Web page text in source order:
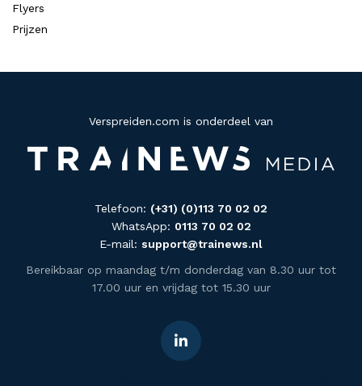
Flyers
Prijzen
Verspreiden.com is onderdeel van
Telefoon: (+31) (0)113 70 02 02
WhatsApp: 0113 70 02 02
E-mail: support@trainews.nl
Bereikbaar op maandag t/m donderdag van 8.30 uur tot
17.00 uur en vrijdag tot 15.30 uur